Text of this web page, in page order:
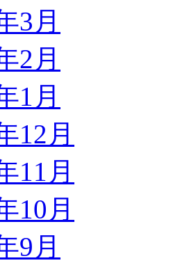
3月
2月
1月
12月
11月
10月
9月